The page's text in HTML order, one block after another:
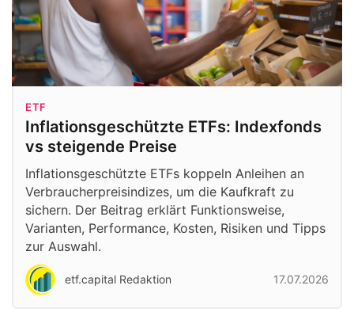
ETF
Inflationsgeschützte ETFs: Indexfonds
vs steigende Preise
Inflationsgeschützte ETFs koppeln Anleihen an
Verbraucherpreisindizes, um die Kaufkraft zu
sichern. Der Beitrag erklärt Funktionsweise,
Varianten, Performance, Kosten, Risiken und Tipps
zur Auswahl.
etf.capital Redaktion 17.07.2026